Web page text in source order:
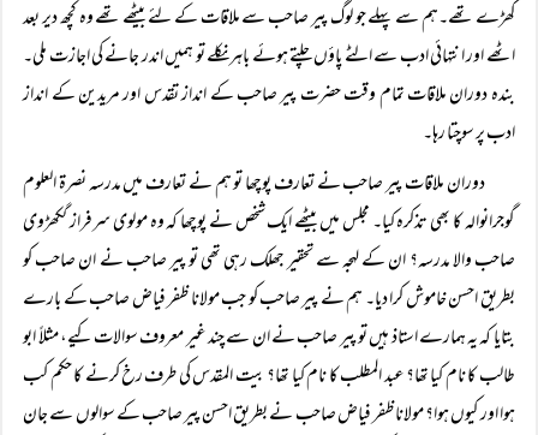
کھڑے تھے۔ہم سے پہلے جو لوگ پیر صاحب سے ملاقات کے لئے بیٹھے تھے وہ کچھ دیر بعد
اٹھے اور انتہائی ادب سے الٹے پاؤں چلتے ہوئے باہر نکلے تو ہمیں اندر جانے کی اجازت ملی۔
بندہ دوران ملاقات تمام وقت حضرت پیر صاحب کے انداز تقدس اور مریدین کے انداز
ادب پر سوچتا رہا۔
دوران ملاقات پیر صاحب نے تعارف پوچھا تو ہم نے تعارف میں مدرسہ نصرۃ العلوم
گوجرانوالہ کا بھی تذکرہ کیا۔ مجلس میں بیٹھے ایک شخص نے پوچھا کہ وہ مولوی سرفراز گکھڑوی
صاحب والا مدرسہ؟ ان کے لہجہ سے تحقیر جھلک رہی تھی تو پیر صاحب نے ان صاحب کو
بطریق احسن خاموش کرا دیا۔ ہم نے پیر صاحب کو جب مولانا ظفر فیاض صاحب کے بارے
بتایا کہ یہ ہمارے استاذ ہیں تو پیر صاحب نے ان سے چند غیر معروف سوالات کیے، مثلاً ابو
طالب کا نام کیا تھا؟ عبد المطلب کا نام کیا تھا؟ بیت المقدس کی طرف رخ کرنے کا حکم کب
ہوا اور کیوں ہوا؟ مولانا ظفر فیاض صاحب نے بطریق احسن پیر صاحب کے سوالوں سے جان